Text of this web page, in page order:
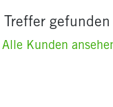
Treffer
Alle Kunden